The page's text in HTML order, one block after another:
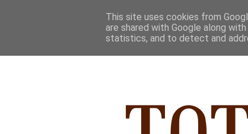
This site uses cookies from
are shared with Google along
statistics, and to detect and